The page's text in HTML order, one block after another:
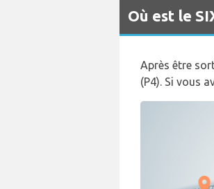
Où est le
Après être
(P4). Si vous